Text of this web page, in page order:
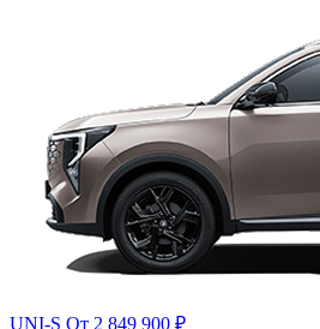
UNI-S От 2 849 900 ₽